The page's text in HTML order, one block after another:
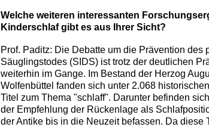
Welche weiteren interessanten
Kinderschlaf gibt es aus Ihrer Sicht?
Prof. Paditz: Die Debatte um die Prävention des
Säuglingstodes (SIDS) ist trotz der deutlichen
weiterhin im Gange. Im Bestand der Herzog
Wolfenbüttel fanden sich unter 2.068
Titel zum Thema "schlaff". Darunter befinden
der Empfehlung der Rückenlage als
der Antike bis in die Neuzeit befassen. Da diese